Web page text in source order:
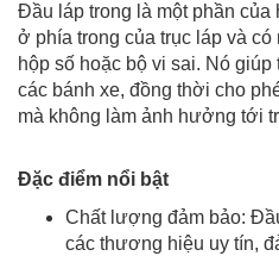
Đầu láp trong là một phần của
ở phía trong của trục láp và
hộp số hoặc bộ vi sai. Nó
các bánh xe, đồng thời cho
mà không làm ảnh hưởng tới
Đặc điểm nổi bật
Chất lượng đảm bảo:
các thương hiệu uy tín,